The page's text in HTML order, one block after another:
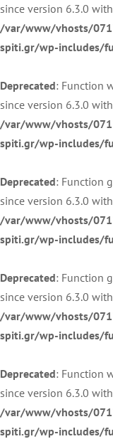
since version 6.3.0
/var/www/vhosts/
spiti.gr/wp-includes/
Deprecated: Function
since version 6.3.0
/var/www/vhosts/
spiti.gr/wp-includes/
Deprecated: Function
since version 6.3.0
/var/www/vhosts/
spiti.gr/wp-includes/
Deprecated: Function
since version 6.3.0
/var/www/vhosts/
spiti.gr/wp-includes/
Deprecated: Function
since version 6.3.0
/var/www/vhosts/
spiti.gr/wp-includes/